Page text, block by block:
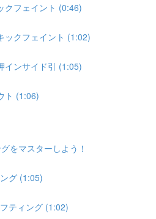
クフェイント (0:46)
ックフェイント (1:02)
インサイド引 (1:05)
ト (1:06)
をマスターしよう！
グ (1:05)
ティング (1:02)